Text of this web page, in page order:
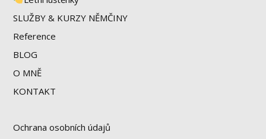
SLUŽBY & KURZY NĚMČINY
Reference
BLOG
O MNĚ
KONTAKT
Ochrana osobních údajů